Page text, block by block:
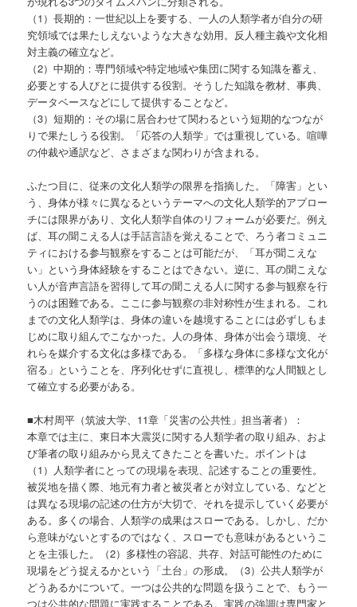
（1）長期的：一世紀以上を要する、一人の人類学者が自分の研
究領域では果たしえないような大きな効用。反人種主義や文化相
対主義の確立など。
（2）中期的：専門領域や特定地域や集団に関する知識を蓄え、
必要とする人びとに提供する役割。そうした知識を教材、事典、
データベースなどにして提供することなど。
（3）短期的：その場に居合わせて関わるという短期的なつなが
りで果たしうる役割。「応答の人類学」では重視している。喧嘩
の仲裁や通訳など、さまざまな関わりが含まれる。
ふたつ目に、従来の文化人類学の限界を指摘した。「障害」とい
う、身体が様々に異なるというテーマへの文化人類学的アプロー
チには限界があり、文化人類学自体のリフォームが必要だ。例え
ば、耳の聞こえる人は手話言語を覚えることで、ろう者コミュニ
ティにおける参与観察をすることは可能だが、「耳が聞こえな
い」という身体経験をすることはできない。逆に、耳の聞こえな
い人が音声言語を習得して耳の聞こえる人に関する参与観察を行
うのは困難である。ここに参与観察の非対称性が生まれる。これ
までの文化人類学は、身体の違いを越境することには必ずしもま
じめに取り組んでこなかった。人の身体、身体が出会う環境、そ
れらを媒介する文化は多様である。「多様な身体に多様な文化が
宿る」ということを、序列化せずに直視し、標準的な人間観とし
て確立する必要がある。
■木村周平（筑波大学、11章「災害の公共性」担当著者）：
本章では主に、東日本大震災に関する人類学者の取り組み、およ
び筆者の取り組みから見えてきたことを書いた。ポイントは
（1）人類学者にとっての現場を表現、記述することの重要性。
被災地を描く際、地元有力者と被災者とが対立している、などと
は異なる現場の記述の仕方が大切で、それを提示していく必要が
ある。多くの場合、人類学の成果はスローである。しかし、だか
ら意味がないとするのではなく、スローでも意味があるというこ
とを主張した。（2）多様性の容認、共存、対話可能性のために
現場をどう捉えるかという「土台」の形成。（3）公共人類学が
どうあるかについて。一つは公共的な問題を扱うことで、もう一
つは公共的な問題に実践することである。実践の強調は専門家と